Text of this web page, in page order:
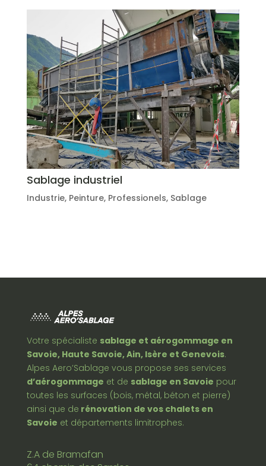
Sablage industriel
Industrie, Peinture, Professionels, Sablage
Votre spécialiste sablage et aérogommage en
Savoie, Haute Savoie, Ain, Isère et Genevois.
Alpes Aero’Sablage vous propose ses services
d’aérogommage et de sablage en Savoie pour
toutes les surfaces (bois, métal, béton et pierre)
ainsi que de rénovation de vos chalets en
Savoie et départements limitrophes.
Z.A de Bramafan